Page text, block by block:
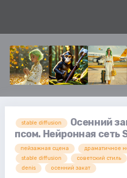
stable diffusion
Осенний
псом. Нейронная сеть
пейзажная сцена драматичное
stable diffusion
советский стиль
denis
осенний закат